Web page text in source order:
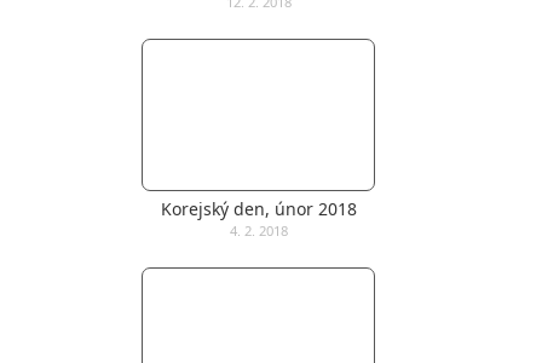
Korejský den, únor 2018
4. 2. 2018